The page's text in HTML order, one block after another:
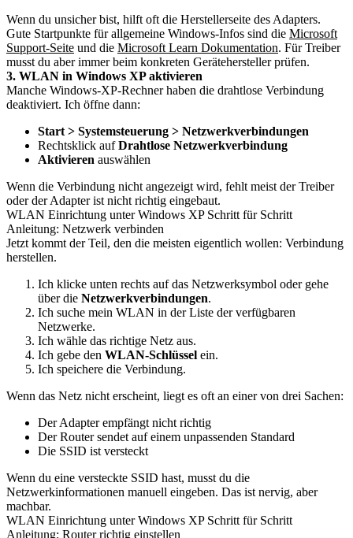
Wenn du unsicher bist, hilft oft die Herstellerseite des Adapters.
Gute Startpunkte für allgemeine Windows-Infos sind die Microsoft
Support-Seite und die Microsoft Learn Dokumentation. Für Treiber
musst du aber immer beim konkreten Gerätehersteller prüfen.
3. WLAN in Windows XP aktivieren
Manche Windows-XP-Rechner haben die drahtlose Verbindung
deaktiviert. Ich öffne dann:
Start > Systemsteuerung > Netzwerkverbindungen
Rechtsklick aufDrahtlose Netzwerkverbindung
Aktivieren auswählen
Wenn die Verbindung nicht angezeigt wird, fehlt meist der Treiber
oder der Adapter ist nicht richtig eingebaut.
WLAN Einrichtung unter Windows XP Schritt für Schritt
Anleitung: Netzwerk verbinden
Jetzt kommt der Teil, den die meisten eigentlich wollen: Verbindung
herstellen.
Ich klicke unten rechts auf das Netzwerksymbol oder gehe
über die Netzwerkverbindungen.
Ich suche mein WLAN in der Liste der verfügbaren
Netzwerke.
Ich wähle das richtige Netz aus.
Ich gebe den WLAN-Schlüssel ein.
Ich speichere die Verbindung.
Wenn das Netz nicht erscheint, liegt es oft an einer von drei Sachen:
Der Adapter empfängt nicht richtig
Der Router sendet auf einem unpassenden Standard
Die SSID ist versteckt
Wenn du eine versteckte SSID hast, musst du die
Netzwerkinformationen manuell eingeben. Das ist nervig, aber
machbar.
WLAN Einrichtung unter Windows XP Schritt für Schritt
Anleitung: Router richtig einstellen